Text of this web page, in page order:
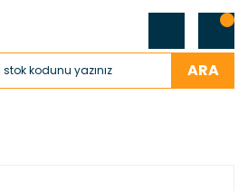
ARA